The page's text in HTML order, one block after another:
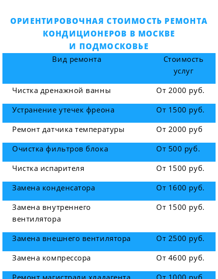
ОРИЕНТИРОВОЧНАЯ СТОИМОСТЬ РЕМОНТА
КОНДИЦИОНЕРОВ В МОСКВЕ
И ПОДМОСКОВЬЕ
Вид ремонта
Стоимость
услуг
Чистка дренажной ванны
От 2000 руб.
Устранение утечек фреона
От 1500 руб.
Ремонт датчика температуры
От 2000 руб
Очистка фильтров блока
От 500 руб.
Чистка испарителя
От 1500 руб.
Замена конденсатора
От 1600 руб.
Замена внутреннего
вентилятора
От 1500 руб.
Замена внешнего вентилятора
От 2500 руб.
Замена компрессора
От 4600 руб.
Ремонт магистрали хладагента
От 1000 руб.